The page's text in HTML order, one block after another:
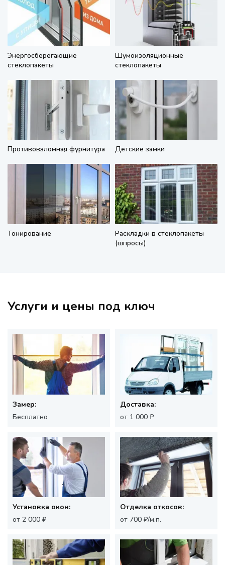
Энергосберегающие
стеклопакеты
Шумоизоляционные
стеклопакеты
Противовзломная фурнитура Детские замки
Тонирование
Раскладки в стеклопакеты
(шпросы)
Услуги и цены под ключ
Замер:
Бесплатно
Доставка:
от 1 000 ₽
Установка окон:
от 2 000 ₽
Отделка откосов:
от 700 ₽/м.п.